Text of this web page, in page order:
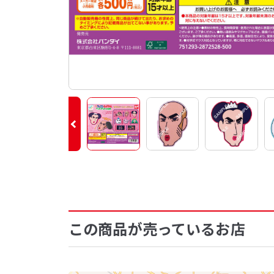
この商品が売っているお店